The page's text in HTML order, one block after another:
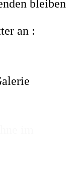
bleiben
an :